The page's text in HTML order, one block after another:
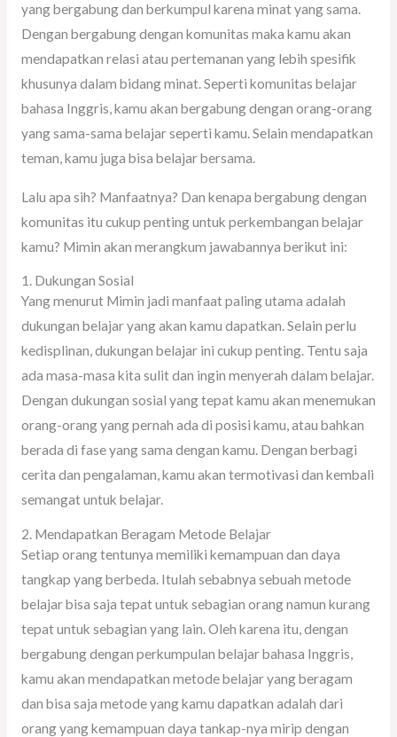
yang bergabung dan berkumpul karena minat yang sama.
Dengan bergabung dengan komunitas maka kamu akan
mendapatkan relasi atau pertemanan yang lebih spesifik
khusunya dalam bidang minat. Seperti komunitas belajar
bahasa Inggris, kamu akan bergabung dengan orang-orang
yang sama-sama belajar seperti kamu. Selain mendapatkan
teman, kamu juga bisa belajar bersama.
Lalu apa sih? Manfaatnya? Dan kenapa bergabung dengan
komunitas itu cukup penting untuk perkembangan belajar
kamu? Mimin akan merangkum jawabannya berikut ini:
1. Dukungan Sosial
Yang menurut Mimin jadi manfaat paling utama adalah
dukungan belajar yang akan kamu dapatkan. Selain perlu
kedisplinan, dukungan belajar ini cukup penting. Tentu saja
ada masa-masa kita sulit dan ingin menyerah dalam belajar.
Dengan dukungan sosial yang tepat kamu akan menemukan
orang-orang yang pernah ada di posisi kamu, atau bahkan
berada di fase yang sama dengan kamu. Dengan berbagi
cerita dan pengalaman, kamu akan termotivasi dan kembali
semangat untuk belajar.
2. Mendapatkan Beragam Metode Belajar
Setiap orang tentunya memiliki kemampuan dan daya
tangkap yang berbeda. Itulah sebabnya sebuah metode
belajar bisa saja tepat untuk sebagian orang namun kurang
tepat untuk sebagian yang lain. Oleh karena itu, dengan
bergabung dengan perkumpulan belajar bahasa Inggris,
kamu akan mendapatkan metode belajar yang beragam
dan bisa saja metode yang kamu dapatkan adalah dari
orang yang kemampuan daya tankap-nya mirip dengan